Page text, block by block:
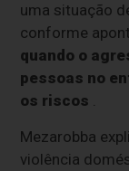
uma situação
conforme
quando o
pessoas no
os riscos .
Mezarobba
violência